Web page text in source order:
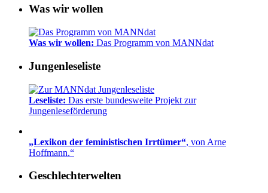
Was wir wollen
Was wir wollen: Das Programm von MANNdat
Jungenleseliste
Leseliste: Das erste bundesweite Projekt zur
Jungenleseförderung
„Lexikon der feministischen Irrtümer“, von Arne
Hoffmann.“
Geschlechterwelten